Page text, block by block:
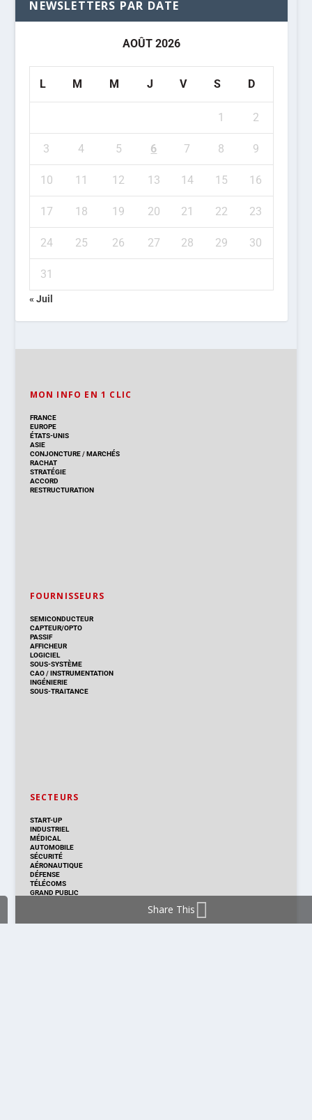
NEWSLETTERS PAR DATE
AOÛT 2026
L M M J V S D
1 2
3 4 5 6 7 8 9
10 11 12 13 14 15 16
17 18 19 20 21 22 23
24 25 26 27 28 29 30
31
« Juil
MON INFO EN 1 CLIC
FRANCE
EUROPE
ÉTATS-UNIS
ASIE
CONJONCTURE/MARCHÉS
RACHAT
STRATÉGIE
ACCORD
RESTRUCTURATION
FOURNISSEURS
SEMICONDUCTEUR
CAPTEUR/OPTO
PASSIF
AFFICHEUR
LOGICIEL
SOUS-SYSTÈME
CAO/INSTRUMENTATION
INGÉNIERIE
SOUS-TRAITANCE
SECTEURS
START-UP
INDUSTRIEL
MÉDICAL
AUTOMOBILE
SÉCURITÉ
AÉRONAUTIQUE
DÉFENSE
TÉLÉCOMS
GRAND PUBLIC
Share This